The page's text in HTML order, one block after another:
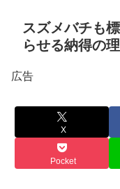
スズメバチも
らせる納得の
広告
X
Pocket